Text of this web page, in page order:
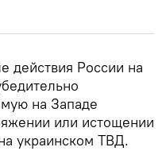
действия России на
на Западе
или истощении
украинском ТВД.